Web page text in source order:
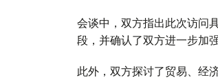
会谈中，双方指出此次访问
段，并确认了双方进一步加
此外，双方探讨了贸易、经